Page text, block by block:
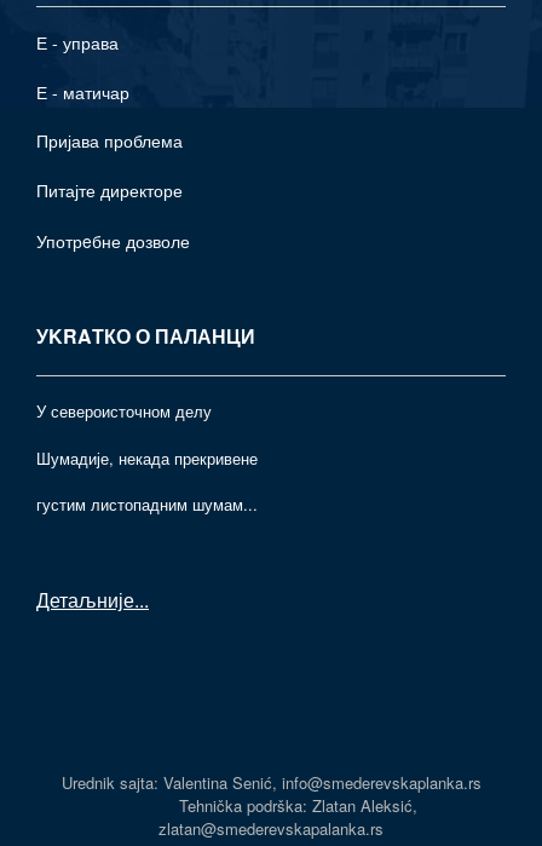
Е - управа
Е - матичар
Пријава проблема
Питајте директоре
Употрeбне дозволе
УKRAТКО О ПАЛАНЦИ
У североисточном делу
Шумадије, некада прекривене
густим листопадним шумам...
Детаљније...
Urednik sajta: Valentina Senić, info@smederevskaplanka.rs
Tehnička podrška: Zlatan Aleksić,
zlatan@smederevskapalanka.rs